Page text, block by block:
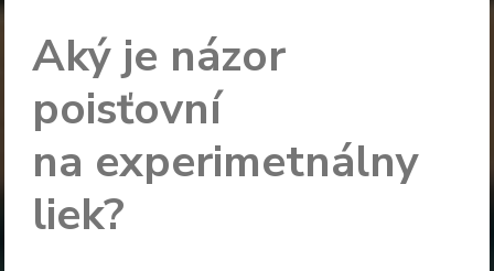
Aký je názor
poisťovní
na experimetnálny
liek?